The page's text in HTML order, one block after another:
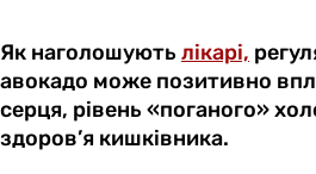
Як наголошують лікарі,
авокадо може позитивно
серця, рівень «поганого»
здоров’я кишківника.